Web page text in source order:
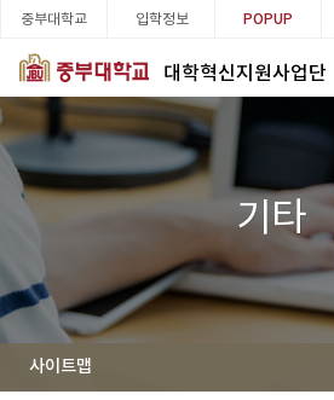
대학혁신지원사업단
중부대학교 입학정보 POPUP
기타
사이트맵